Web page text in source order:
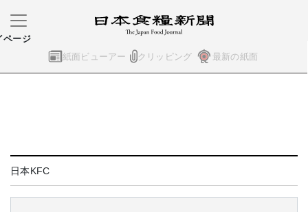
紙面ビューアー クリッピング 最新の紙面
ページ
日本KFC